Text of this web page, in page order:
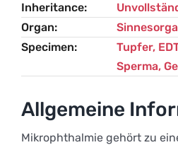
Inheritance
Organ
Specimen
Tupfer,
Sperma,
Allgemeine
Mikrophthalmie gehört zu